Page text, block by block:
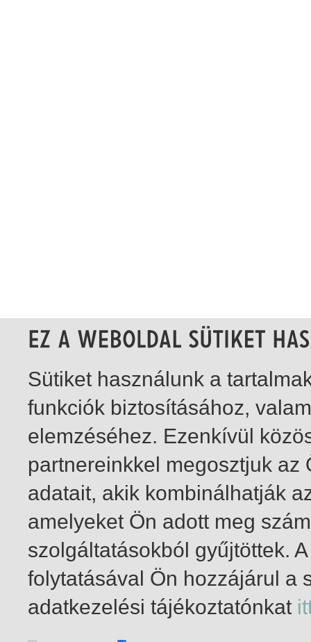
1-6 / összesen 6 találat
Sütiket használunk a
funkciók biztosításához,
elemzéséhez. Ezenkívül
partnereinkkel megosztjuk
adatait, akik kombinálhatják
amelyeket Ön adott meg
szolgáltatásokból gyűjtöttek.
folytatásával Ön hozzájárul a
adatkezelési tájékoztatónkat